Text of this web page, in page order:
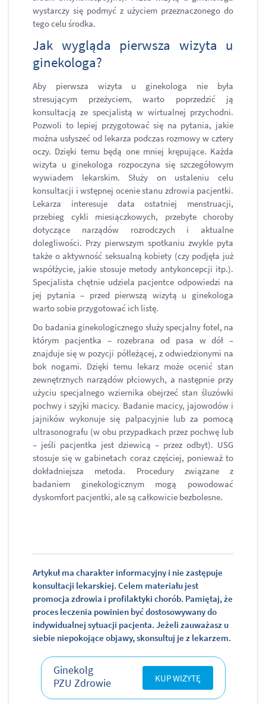
wystarczy się podmyć z użyciem przeznaczonego do
tego celu środka.
Jak wygląda pierwsza wizyta u
ginekologa?
Aby pierwsza wizyta u ginekologa nie była
stresującym przeżyciem, warto poprzedzić ją
konsultacją ze specjalistą w wirtualnej przychodni.
Pozwoli to lepiej przygotować się na pytania, jakie
można usłyszeć od lekarza podczas rozmowy w cztery
oczy. Dzięki temu będą one mniej krępujące. Każda
wizyta u ginekologa rozpoczyna się szczegółowym
wywiadem lekarskim. Służy on ustaleniu celu
konsultacji i wstępnej ocenie stanu zdrowia pacjentki.
Lekarza interesuje data ostatniej menstruacji,
przebieg cykli miesiączkowych, przebyte choroby
dotyczące narządów rozrodczych i aktualne
dolegliwości. Przy pierwszym spotkaniu zwykle pyta
także o aktywność seksualną kobiety (czy podjęła już
współżycie, jakie stosuje metody antykoncepcji itp.).
Specjalista chętnie udziela pacjentce odpowiedzi na
jej pytania – przed pierwszą wizytą u ginekologa
warto sobie przygotować ich listę.
Do badania ginekologicznego służy specjalny fotel, na
którym pacjentka – rozebrana od pasa w dół –
znajduje się w pozycji półleżącej, z odwiedzionymi na
bok nogami. Dzięki temu lekarz może ocenić stan
zewnętrznych narządów płciowych, a następnie przy
użyciu specjalnego wziernika obejrzeć stan śluzówki
pochwy i szyjki macicy. Badanie macicy, jajowodów i
jajników wykonuje się palpacyjnie lub za pomocą
ultrasonografu (w obu przypadkach przez pochwę lub
– jeśli pacjentka jest dziewicą – przez odbyt). USG
stosuje się w gabinetach coraz częściej, ponieważ to
dokładniejsza metoda. Procedury związane z
badaniem ginekologicznym mogą powodować
dyskomfort pacjentki, ale są całkowicie bezbolesne.
Artykuł ma charakter informacyjny i nie zastępuje
konsultacji lekarskiej. Celem materiału jest
promocja zdrowia i profilaktyki chorób. Pamiętaj, że
proces leczenia powinien być dostosowywany do
indywidualnej sytuacji pacjenta. Jeżeli zauważasz u
siebie niepokojące objawy, skonsultuj je z lekarzem.
Ginekolg
PZU Zdrowie
KUP WIZYTĘ